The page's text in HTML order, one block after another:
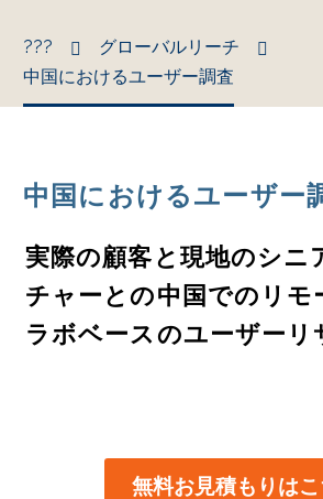
???
グローバルリーチ
中国におけるユーザー調査
中国におけるユーザー
実際の顧客と現地のシニ
チャーとの中国でのリモ
ラボベースのユーザーリ
無料お見積もりはこ